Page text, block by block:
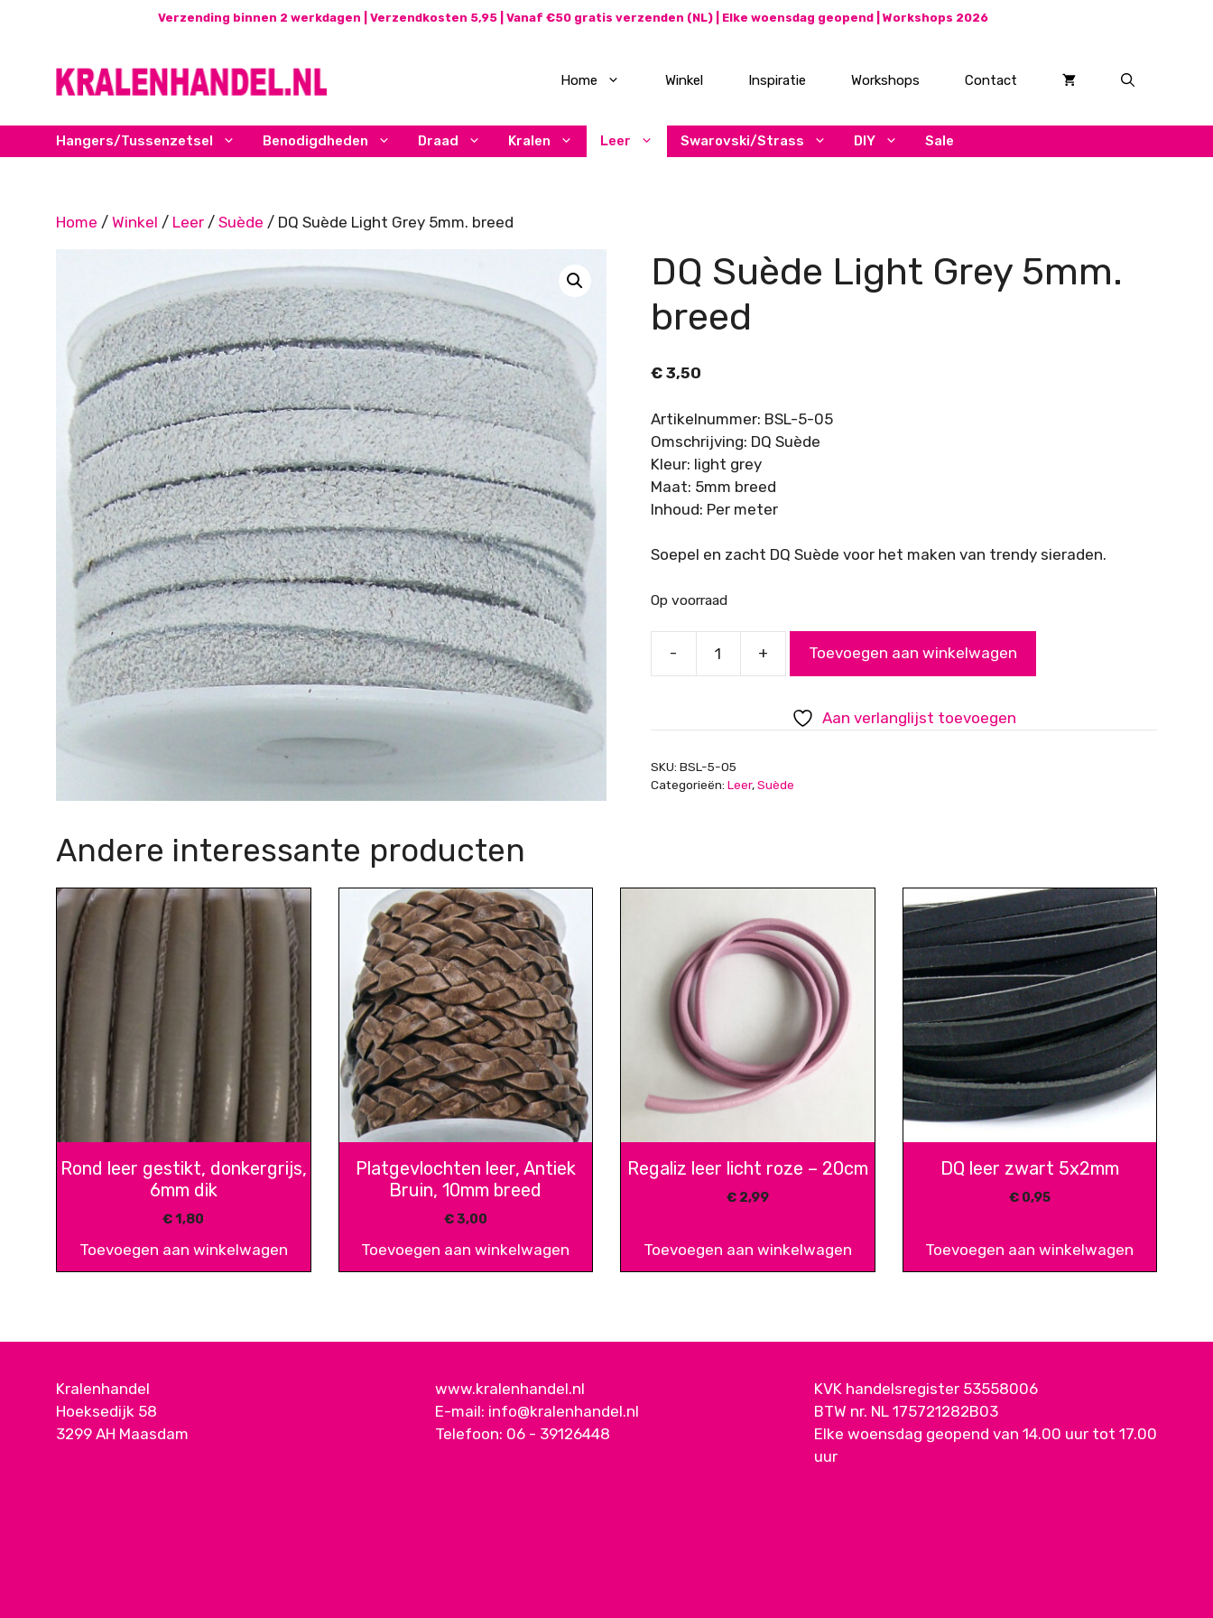
Verzending binnen 2 werkdagen | Verzendkosten 5,95 | Vanaf €50 gratis verzenden (NL) | Elke woensdag geopend | Workshops 2026
Home Winkel Inspiratie Workshops Contact
Hangers/Tussenzetsel Benodigdheden Draad Kralen Leer Swarovski/Strass DIY Sale
Home / Winkel / Leer / Suède / DQ Suède Light Grey 5mm. breed
DQ Suède Light Grey 5mm.
breed
€3,50
Artikelnummer: BSL-5-05
Omschrijving: DQ Suède
Kleur: light grey
Maat: 5mm breed
Inhoud: Per meter
Soepel en zacht DQ Suède voor het maken van trendy sieraden.
Op voorraad
-
Grey
breed
+ Toevoegen aan winkelwagen
Aan verlanglijst toevoegen
SKU: BSL-5-05
Categorieën: Leer,Suède
Andere interessante producten
Rond leer gestikt, donkergrijs,
6mm dik
€1,80
Toevoegen aan winkelwagen
Platgevlochten leer, Antiek
Bruin, 10mm breed
€3,00
Toevoegen aan winkelwagen
Regaliz leer licht roze – 20cm
€2,99
Toevoegen aan winkelwagen
DQ leer zwart 5x2mm
€0,95
Toevoegen aan winkelwagen
Kralenhandel
Hoeksedijk 58
3299 AH Maasdam
www.kralenhandel.nl
E-mail: info@kralenhandel.nl
Telefoon: 06 - 39126448
KVK handelsregister 53558006
BTW nr. NL 175721282B03
Elke woensdag geopend van 14.00 uur tot 17.00
uur